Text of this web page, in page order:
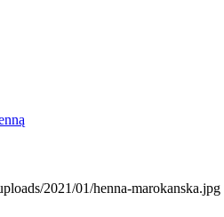
2021/01/henna-marokanska.jpg